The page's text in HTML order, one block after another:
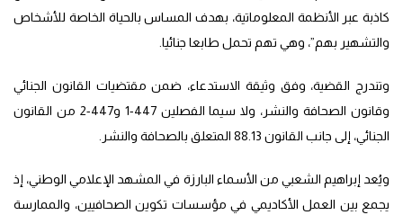
كاذبة عبر الأنظمة المعلوماتية، بهدف المساس بالحياة الخاصة للأشخاص
والتشهير بهم”، وهي تهم تحمل طابعا جنائيا.
وتندرج القضية، وفق وثيقة الاستدعاء، ضمن مقتضيات القانون الجنائي
وقانون الصحافة والنشر، ولا سيما الفصلين 447-1 و447-2 من القانون
الجنائي، إلى جانب القانون 88.13 المتعلق بالصحافة والنشر.
ويُعد إبراهيم الشعبي من الأسماء البارزة في المشهد الإعلامي الوطني، إذ
يجمع بين العمل الأكاديمي في مؤسسات تكوين الصحافيين، والممارسة